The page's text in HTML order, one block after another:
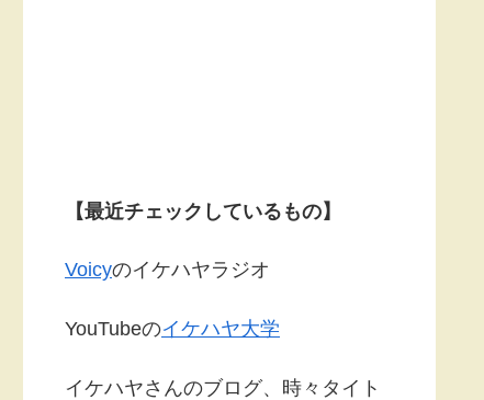
【最近チェックしているもの】
Voicyのイケハヤラジオ
YouTubeのイケハヤ大学
イケハヤさんのブログ、時々タイト